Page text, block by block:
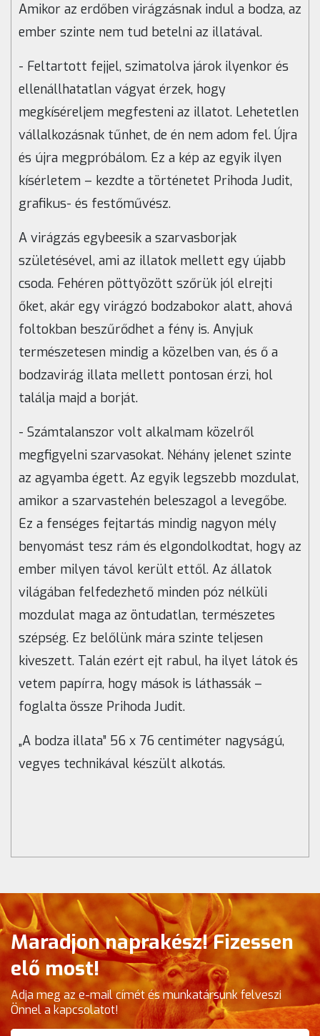
Amikor az erdőben virágzásnak indul a bodza, az
ember szinte nem tud betelni az illatával.
- Feltartott fejjel, szimatolva járok ilyenkor és
ellenállhatatlan vágyat érzek, hogy
megkíséreljem megfesteni az illatot. Lehetetlen
vállalkozásnak tűnhet, de én nem adom fel. Újra
és újra megpróbálom. Ez a kép az egyik ilyen
kísérletem – kezdte a történetet Prihoda Judit,
grafikus- és festőművész.
A virágzás egybeesik a szarvasborjak
születésével, ami az illatok mellett egy újabb
csoda. Fehéren pöttyözött szőrük jól elrejti
őket, akár egy virágzó bodzabokor alatt, ahová
foltokban beszűrődhet a fény is. Anyjuk
természetesen mindig a közelben van, és ő a
bodzavirág illata mellett pontosan érzi, hol
találja majd a borját.
- Számtalanszor volt alkalmam közelről
megfigyelni szarvasokat. Néhány jelenet szinte
az agyamba égett. Az egyik legszebb mozdulat,
amikor a szarvastehén beleszagol a levegőbe.
Ez a fenséges fejtartás mindig nagyon mély
benyomást tesz rám és elgondolkodtat, hogy az
ember milyen távol került ettől. Az állatok
világában felfedezhető minden póz nélküli
mozdulat maga az öntudatlan, természetes
szépség. Ez belőlünk mára szinte teljesen
kiveszett. Talán ezért ejt rabul, ha ilyet látok és
vetem papírra, hogy mások is láthassák –
foglalta össze Prihoda Judit.
„A bodza illata” 56 x 76 centiméter nagyságú,
vegyes technikával készült alkotás.
Maradjon naprakész! Fizessen
elő most!
Adja meg az e-mail címét és munkatársunk felveszi
Önnel a kapcsolatot!